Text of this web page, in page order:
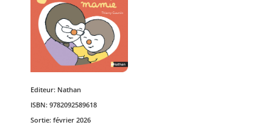
Editeur: Nathan
ISBN: 9782092589618
Sortie: février 2026